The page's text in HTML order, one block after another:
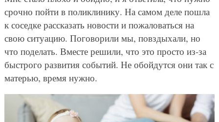
срочно пойти в поликлинику. На самом деле пошла
к соседке рассказать новости и пожаловаться на
свою ситуацию. Поговорили мы, повздыхали, но
что поделать. Вместе решили, что это просто из-за
быстрого развития событий. Не обойдутся они так с
матерью, время нужно.